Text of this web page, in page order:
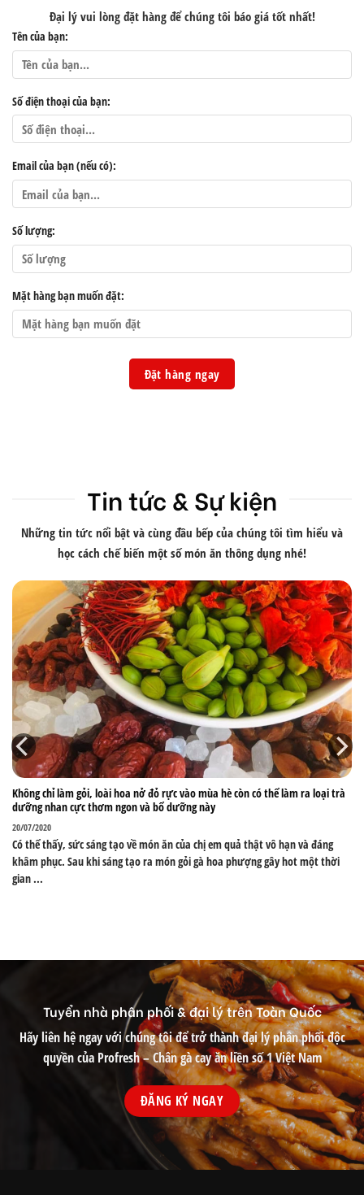
Đại lý vui lòng đặt hàng để chúng tôi báo giá tốt nhất!
Tên của bạn:
Số điện thoại của bạn:
Email của bạn (nếu có):
Số lượng:
Mặt hàng bạn muốn đặt:
Tin tức & Sự kiện
Những tin tức nổi bật và cùng đầu bếp của chúng tôi tìm hiểu và
học cách chế biến một số món ăn thông dụng nhé!
Không chỉ làm gỏi, loài hoa nở đỏ rực vào mùa hè còn có thể làm ra loại trà
dưỡng nhan cực thơm ngon và bổ dưỡng này
20/07/2020
Có thể thấy, sức sáng tạo về món ăn của chị em quả thật vô hạn và đáng
khâm phục. Sau khi sáng tạo ra món gỏi gà hoa phượng gây hot một thời
gian ...
Tuyển nhà phân phối & đại lý trên Toàn Quốc
Hãy liên hệ ngay với chúng tôi để trở thành đại lý phân phối độc
quyền của Profresh – Chân gà cay ăn liền số 1 Việt Nam
ĐĂNG KÝ NGAY